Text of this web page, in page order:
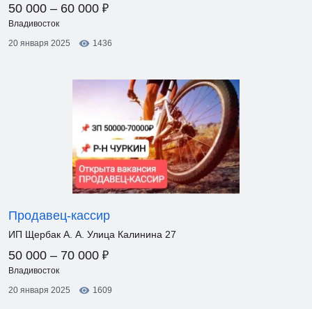
50 000 – 60 000 ₽
Владивосток
20 января 2025
1436
Продавец-кассир
ИП Щербак А. А. Улица Калинина 27
50 000 – 70 000 ₽
Владивосток
20 января 2025
1609